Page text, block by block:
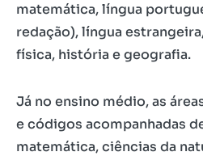
matemática, língua
redação), língua
física, história e geografia.
Já no ensino médio, as
e códigos acompanhadas
matemática, ciências da